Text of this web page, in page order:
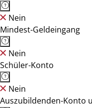
Nein
Mindest-Geldeingang
Nein
Schüler-Konto
Nein
Auszubildenden-Konto